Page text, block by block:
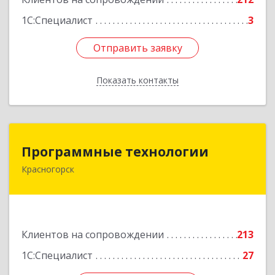
1С:Специалист
3
Отправить заявку
Показать контакты
Подробнее
Отправить заявку
Назад
Программные технологии
Красногорск
Клиентов на сопровождении
213
1С:Специалист
27
143408, Московская обл, Красногорский р-н,